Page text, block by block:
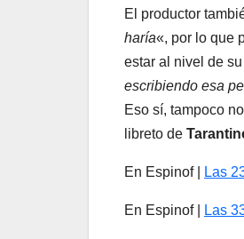
El productor
haría«, por lo que
estar al nivel de
escribiendo esa
Eso sí, tampoco
libreto de
En Espinof | Las
En Espinof | Las